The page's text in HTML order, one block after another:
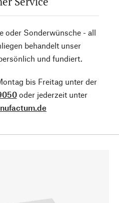
oder Sonderwünsche - all
behandelt unser
und fundiert.
bis Freitag unter der
oder jederzeit unter